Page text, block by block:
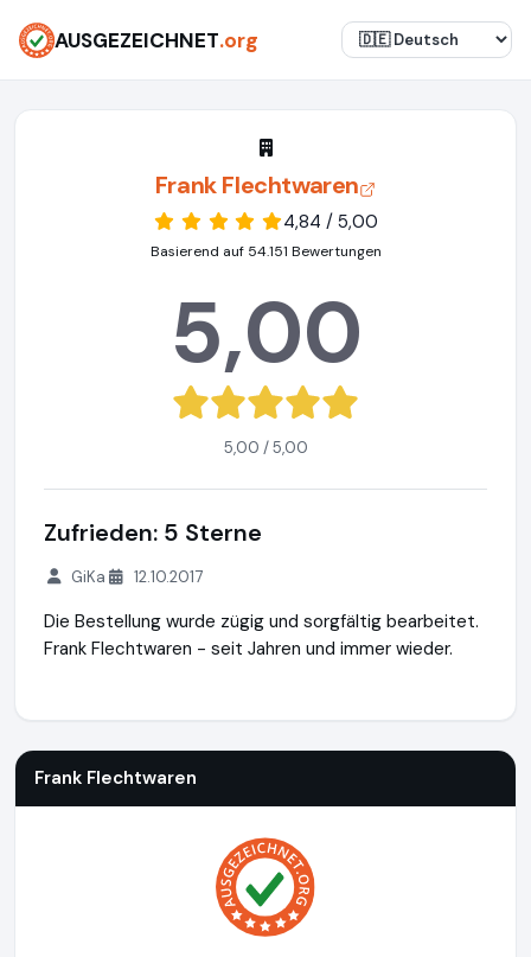
AUSGEZEICHNET.org
Frank Flechtwaren
4,84 / 5,00
Basierend auf 54.151 Bewertungen
5,00
5,00 / 5,00
Zufrieden: 5 Sterne
GiKa 12.10.2017
Die Bestellung wurde zügig und sorgfältig bearbeitet.
Frank Flechtwaren - seit Jahren und immer wieder.
Frank Flechtwaren